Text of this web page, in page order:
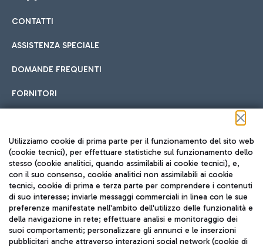
Cucina Internazionale
Fast Food
Hotel in aeroporto
Scegli l'alloggio più adatto e approfitta della vicinanza
all'aeroporto.
Car sharing
Con il Car Sharing è ancora più facile spostarsi
Treno
Raggiungi velocemente l'aeroporto di Fiumicino da Roma
tramite i servizi ferroviari Trenitalia.
CONTATTI
ASSISTENZA SPECIALE
DOMANDE FREQUENTI
FORNITORI
Seguici sui social
TRAVEL JOURNAL
ITA
Utilizziamo cookie di prima parte per il funzionamento del sito web
(cookie tecnici), per effettuare statistiche sul funzionamento dello
stesso (cookie analitici, quando assimilabili ai cookie tecnici), e,
con il suo consenso, cookie analitici non assimilabili ai cookie
tecnici, cookie di prima e terza parte per comprendere i contenuti
di suo interesse; inviarle messaggi commerciali in linea con le sue
preferenze manifestate nell'ambito dell'utilizzo delle funzionalità e
della navigazione in rete; effettuare analisi e monitoraggio dei
suoi comportamenti; personalizzare gli annunci e le inserzioni
pubblicitari anche attraverso interazioni social network (cookie di